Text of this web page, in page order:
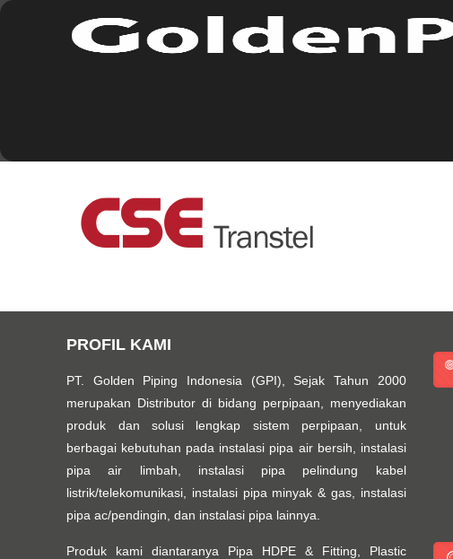
PROFIL KAMI
PT. Golden Piping Indonesia (GPI), Sejak Tahun 2000
merupakan Distributor di bidang perpipaan, menyediakan
produk dan solusi lengkap sistem perpipaan, untuk
berbagai kebutuhan pada instalasi pipa air bersih, instalasi
pipa air limbah, instalasi pipa pelindung kabel
listrik/telekomunikasi, instalasi pipa minyak & gas, instalasi
pipa ac/pendingin, dan instalasi pipa lainnya.
Produk kami diantaranya Pipa HDPE & Fitting, Plastic